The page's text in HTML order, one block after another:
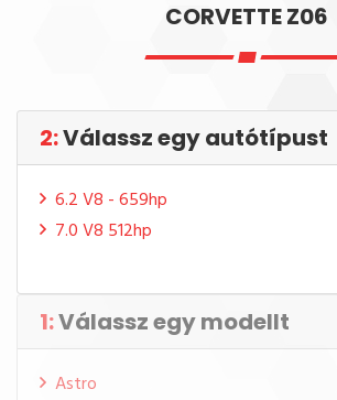
CORVETTE Z06
1:Válassz egy modellt
Astro
2:Válassz egy autótípust
6.2 V8 - 659hp
7.0 V8 512hp